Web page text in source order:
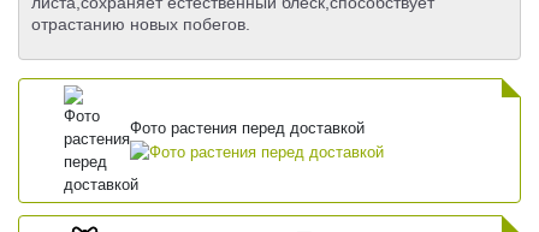
отрастанию новых побегов.
Фото растения перед доставкой